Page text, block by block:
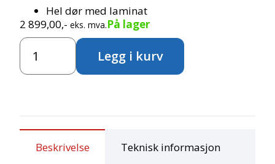
Hel dør med laminat
2 899,00,- eks. mva.På lager
LUX
Mega
garderobe
Legg i kurv
Beskrivelse Teknisk informasjon